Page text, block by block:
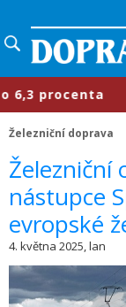
Železniční doprava
​Železniční
nástupce
evropské
4. května 2025, lan